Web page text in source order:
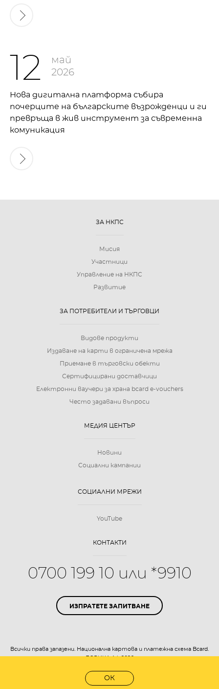
ОК
12
май
2026
Нова дигитална платформа събира
почерците на българските възрожденци и ги
превръща в жив инструмент за съвременна
комуникация
ЗА НКПС
Мисия
Участници
Управление на НКПС
Развитие
ЗА ПОТРЕБИТЕЛИ И ТЪРГОВЦИ
Видове продукти
Издаване на карти в ограничена мрежа
Приемане в търговски обекти
Сертифицирани доставчици
Електронни ваучери за храна bcard e-vouchers
Често задавани въпроси
МЕДИЯ ЦЕНТЪР
Новини
Социални кампании
СОЦИАЛНИ МРЕЖИ
YouTube
КОНТАКТИ
0700 199 10 или *9910
ИЗПРАТЕТЕ ЗАПИТВАНЕ
Всички права запазени. Национална картова и платежна схема Bcard.
БОРИКА АД 2026
Уеб дизайн:eDesign